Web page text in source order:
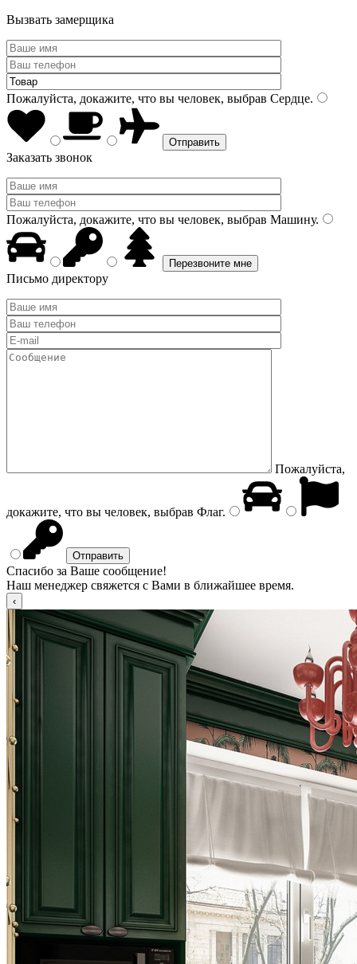
Вызвать замерщика
Пожалуйста, докажите, что вы человек, выбрав Сердце.
Заказать звонок
Пожалуйста, докажите, что вы человек, выбрав Машину.
Письмо директору
Пожалуйста,
докажите, что вы человек, выбрав Флаг.
Спасибо за Ваше сообщение!
Наш менеджер свяжется с Вами в ближайшее время.